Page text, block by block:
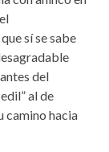
sí se sabe
del
al de
camino hacia